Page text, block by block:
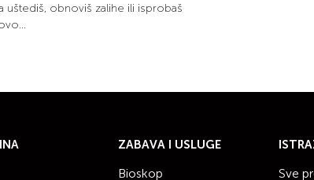
uštediš, obnoviš zalihe ili isprobaš
ZABAVA I USLUGE
Bioskop Sve